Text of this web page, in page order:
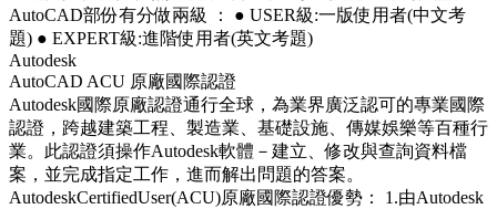
AutoCAD部份有分做兩級 ： ● USER級:一版使用者(中文考
題) ● EXPERT級:進階使用者(英文考題)
Autodesk
AutoCAD ACU 原廠國際認證
Autodesk國際原廠認證通行全球，為業界廣泛認可的專業國際
認證，跨越建築工程、製造業、基礎設施、傳媒娛樂等百種行
業。此認證須操作Autodesk軟體－建立、修改與查詢資料檔
案，並完成指定工作，進而解出問題的答案。
AutodeskCertifiedUser(ACU)原廠國際認證優勢： 1.由Autodesk